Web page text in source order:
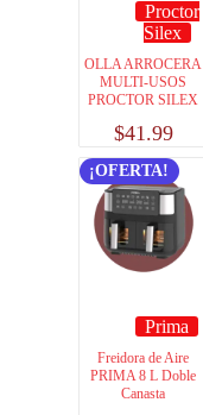
Proctor
Silex
OLLA ARROCERA
MULTI-USOS
PROCTOR SILEX
$41.99
¡OFERTA!
Prima
Freidora de Aire
PRIMA 8 L Doble
Canasta